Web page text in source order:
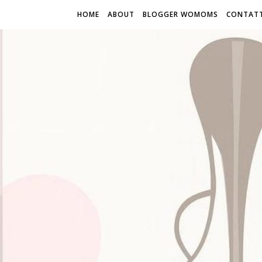
HOME ABOUT BLOGGER WOMOMS